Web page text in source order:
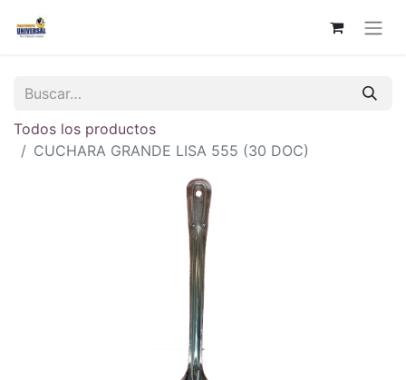
Todos los productos
CUCHARA GRANDE LISA 555 (30 DOC)